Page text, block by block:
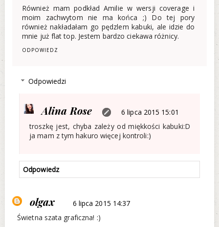
Również mam podkład Amilie w wersji coverage i
moim zachwytom nie ma końca ;) Do tej pory
również nakładałam go pędzlem kabuki, ale idzie do
mnie już flat top. Jestem bardzo ciekawa różnicy.
ODPOWIEDZ
Odpowiedzi
Alina Rose
6 lipca 2015 15:01
troszkę jest, chyba zależy od miękkości kabuki:D
ja mam z tym hakuro więcej kontroli:)
Odpowiedz
olgax
6 lipca 2015 14:37
Świetna szata graficzna! :)